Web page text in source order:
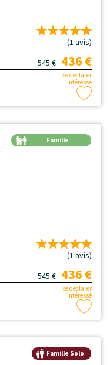
(1 avis)
545 € 436 €
se déclarer
intéressé
Famille
(1 avis)
545 € 436 €
se déclarer
intéressé
Famille Solo